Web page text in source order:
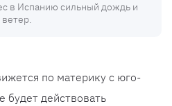
в Испанию сильный дождь и
ветер.
по материку с юго-
будет действовать